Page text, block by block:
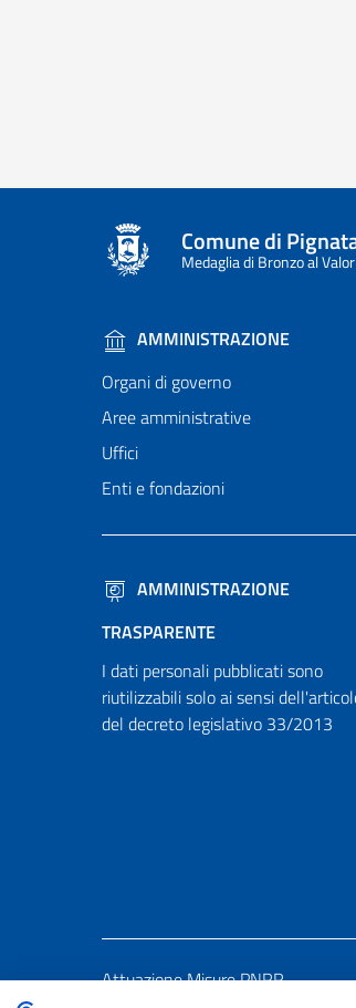
Comune di
Medaglia di Bronzo al
AMMINISTRAZIONE
Organi di governo
Aree amministrative
Uffici
Enti e fondazioni
AMMINISTRAZIONE
TRASPARENTE
I dati personali pubblicati sono
riutilizzabili solo ai sensi
del decreto legislativo 33/2013
Attuazione Misure PNRR